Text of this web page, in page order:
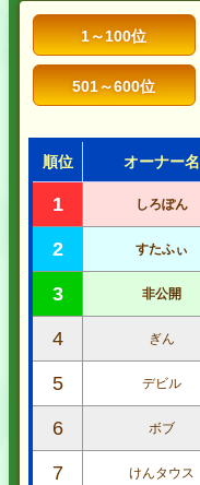
1～100位
501～600位
順位 オーナー名
1 しろぽん
2 すたふぃ
3 非公開
4 ぎん
5 デビル
6 ボブ
7 けんタウス